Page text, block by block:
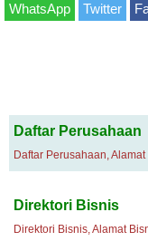
WhatsApp Twitter
Daftar Perusahaan
Daftar Perusahaan,
Direktori Bisnis
Direktori Bisnis, Alamat